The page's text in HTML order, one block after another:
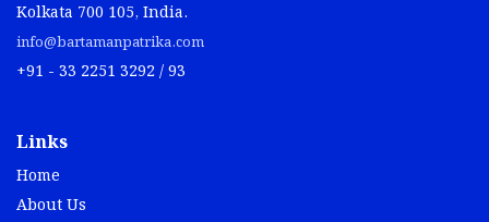
Kolkata 700 105, India.
info@bartamanpatrika.com
+91 - 33 2251 3292 / 93
Links
Home
About Us